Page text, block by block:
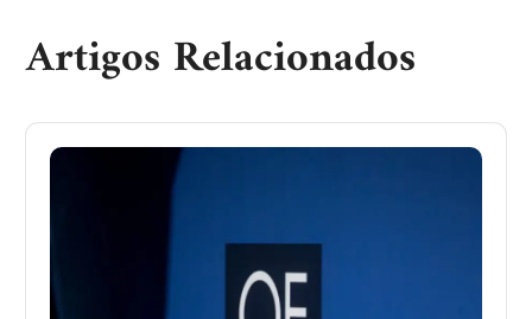
Artigos Relacionados